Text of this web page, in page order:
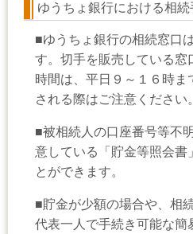
ゆうちょ銀行における相続
■ゆうちょ銀行の相続窓口
す。切手を販売している窓
時間は、平日９～１６時
される際はご注意ください。
■被相続人の口座番号等不
意している「貯金等照会書
とができます。
■貯金が少額の場合や、相
代表一人で手続き可能な簡